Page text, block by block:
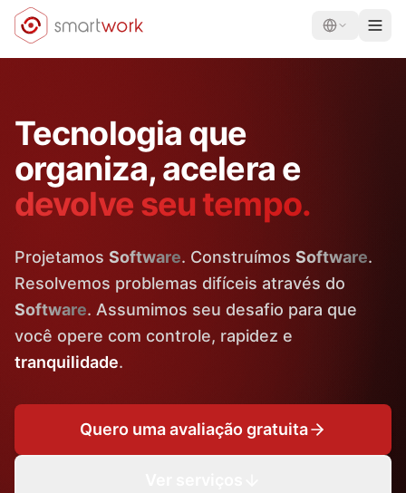
Tecnologia que
organiza, acelera e
devolve seu tempo.
Projetamos Software. Construímos Software.
Resolvemos problemas difíceis através do
Software. Assumimos seu desafio para que
você opere com controle, rapidez e
tranquilidade.
Quero uma avaliação gratuita